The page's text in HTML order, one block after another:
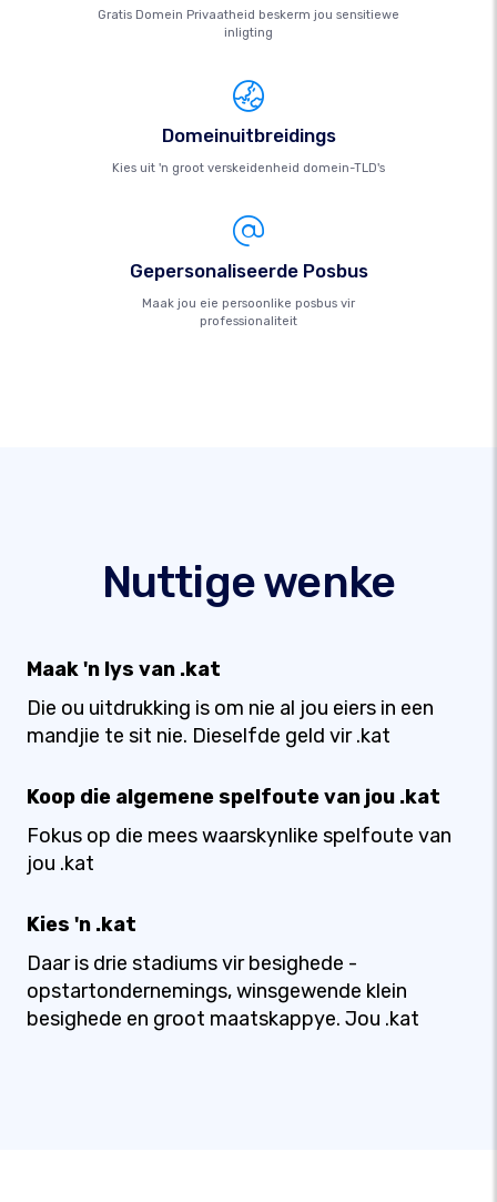
Gratis Domein Privaatheid beskerm jou sensitiewe
inligting
Domeinuitbreidings
Kies uit 'n groot verskeidenheid domein-TLD's
Gepersonaliseerde Posbus
Maak jou eie persoonlike posbus vir
professionaliteit
Nuttige wenke
Maak 'n lys van .kat
Die ou uitdrukking is om nie al jou eiers in een
mandjie te sit nie. Dieselfde geld vir .kat
Koop die algemene spelfoute van jou .kat
Fokus op die mees waarskynlike spelfoute van
jou .kat
Kies 'n .kat
Daar is drie stadiums vir besighede -
opstartondernemings, winsgewende klein
besighede en groot maatskappye. Jou .kat